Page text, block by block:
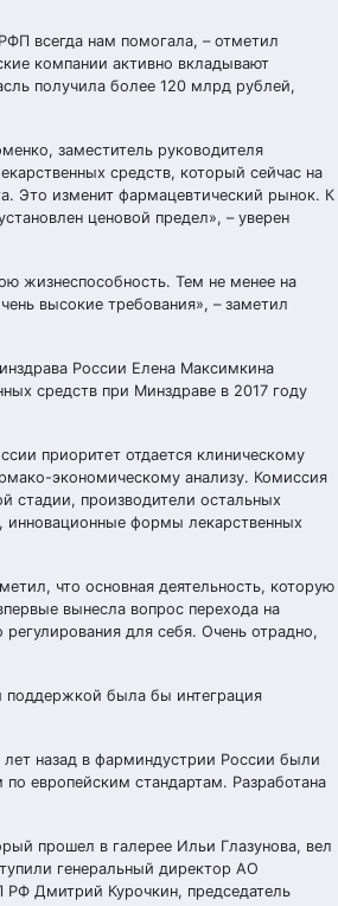
всегда нам помогала, – отметил
компании активно вкладывают
получила более 120 млрд рублей,
заместитель руководителя
средств, который сейчас на
Это изменит фармацевтический рынок. К
ценовой предел», – уверен
жизнеспособность. Тем не менее на
высокие требования», – заметил
России Елена Максимкина
средств при Минздраве в 2017 году
приоритет отдается клиническому
экономическому анализу. Комиссия
стадии, производители остальных
инновационные формы лекарственных
что основная деятельность, которую
вынесла вопрос перехода на
для себя. Очень отрадно,
поддержкой была бы интеграция
назад в фарминдустрии России были
европейским стандартам. Разработана
прошел в галерее Ильи Глазунова, вел
генеральный директор АО
Дмитрий Курочкин, председатель